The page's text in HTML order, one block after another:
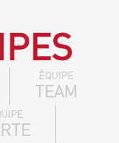
ÉQUIPE
TEAM